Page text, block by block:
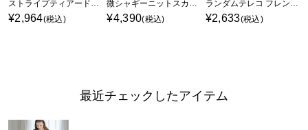
¥2,964(税込) ¥4,390(税込) ¥2,633(税込)
最近チェックしたアイテム